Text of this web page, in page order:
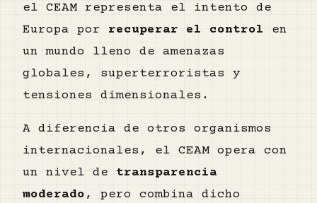
el CEAM representa el intento de
Europa por recuperar el control en
un mundo lleno de amenazas
globales, superterroristas y
tensiones dimensionales.
A diferencia de otros organismos
internacionales, el CEAM opera con
un nivel de transparencia
moderado , pero combina dicho